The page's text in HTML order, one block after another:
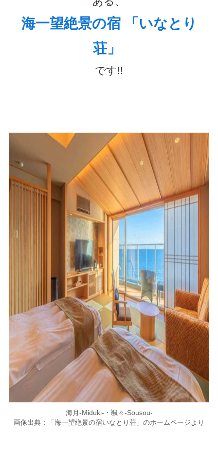
海一望絶景の宿 「いなとり
荘」
です!!
海月-Miduki-・颯々-Sousou-
画像出典：「海一望絶景の宿いなとり荘」のホームページより